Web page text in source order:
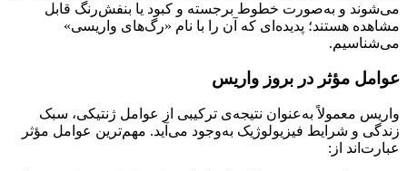
می‌شوند و به‌صورت خطوط برجسته و کبود یا بنفش‌رنگ قابل
مشاهده هستند؛ پدیده‌ای که آن را با نام «رگ‌های واریسی»
می‌شناسیم.
عوامل مؤثر در بروز واریس
واریس معمولاً به‌عنوان نتیجه‌ی ترکیبی از عوامل ژنتیکی، سبک
زندگی و شرایط فیزیولوژیک به‌وجود می‌آید. مهم‌ترین عوامل مؤثر
عبارت‌اند از: